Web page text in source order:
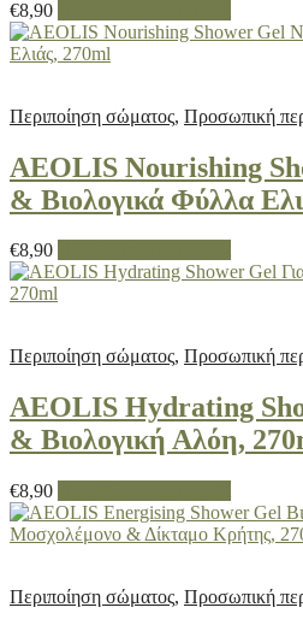
€8,90
Περιποίηση σώματος, Προσωπική
AEOLIS Nourishing
& Βιολογικά Φύλλα
€8,90
Περιποίηση σώματος, Προσωπική
AEOLIS Hydrating
& Βιολογική Αλόη,
€8,90
Περιποίηση σώματος, Προσωπική